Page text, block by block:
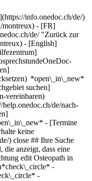
info.onedoc.ch/de/)
montreux) - [FR]
de/ "Zurück zur
- [English]
*open\_in\_new*
suchen]
vereinbaren)
de/nach-
- [Termine verwalten](https://help.onedoc.ch/de/termine-verwalten) *open\_in\_new* - [Termine absagen](https://help.onedoc.ch/de/online-gebuchte-termine-absagen) *open\_in\_new* - [Ich erhalte keine Terminbestätigung](https://help.onedoc.ch/de/ich-erhalte-keine-terminbest%C3%A4tigung) *open\_in\_new* [Alle unsere Artikel anzeigen *open\_in\_new*](https://help.onedoc.ch/de/) close ## Ihre Suche bearbeiten ![Haus mit Pluszeichen, das anzeigt, dass eine Konsultation vor Ort möglich ist](https://www.onedoc.ch/assets/images/icons/on-site.svg) Vor Ort ![Kamera mit Play-Symbol, die anzeigt, dass eine Konsultation per Video aus der Ferne möglich ist](https://www.onedoc.ch/assets/images/icons/remote.svg) Virtuell Suche #### Fachrichtung #### Gesundheitsfachperson #### Einrichtung edit Osteopath in Montreux tune Filter Neue Patienten*keyboard\_arrow\_down* - Zugelassen*check\_circle* Gesprochene Sprachen*keyboard\_arrow\_down* - Albanisch*check\_circle* - Arabisch*check\_circle* - Deutsch*check\_circle* - Englisch*check\_circle* - Finnisch*check\_circle* - Französisch*check\_circle* - Italienisch*check\_circle* - Niederländisch*check\_circle* - Polnisch*check\_circle* - Portugiesisch*check\_circle* - Russisch*check\_circle* - Schwedisch*check\_circle* - Spanisch*check\_circle* - Tschechisch*check\_circle* Geschlecht*keyboard\_arrow\_down* - Weiblich*check\_circle* - Männlich*check\_circle* Netzwerk*keyboard\_arrow\_down* - ASCA*check\_circle* - EMR*check\_circle* - REMED*check\_circle* - Sanacare*check\_circle* - NVS*check\_circle* Verfügbarkeit*keyboard\_arrow\_down* - Heute*check\_circle* - In den nächsten 3 Tagen*check\_circle* - In den nächsten 7 Tagen*check\_circle* - In den nächsten 14 Tagen*check\_circle* # Osteopathie in Montreux: Buchen Sie heute Ihren Termin online ## 4 Ergebnisse in Montreux [![Frau Christine Marty, Osteopathin in Montreux](https://assets.onedoc.ch/images/users/7d943433a4ec7afbfdb6077d394fa72396dd2a4aefb65d4a58888af05ebe0b80-small.jpg "Frau Christine Marty, Osteopathin in Montreux")](https://www.onedoc.ch/de/osteopathin/montreux/pcnhl/christine-marty) ### [Frau Christine Marty](https://www.onedoc.ch/de/osteopathin/montreux/pcnhl/christine-marty) ![Abzeichen, das ein verifiziertes Profil kennzeichnet](https://www.onedoc.ch/assets/images/icons/checkmark.svg) Osteopathin Cabinet d'Osteopathie Marty Route de Chaulin 24 1822 Montreux ![Frau Christine Marty ist bei ASCA angeschlossen](https://assets.onedoc.ch/images/networks/logos/496d325fd4282f2f0a46197dd629fd16fcd2d324839e441a2a65aaa74df08a15-small.png)![Frau Christine Marty ist bei REMED angeschlossen](https://assets.onedoc.ch/images/networks/logos/69370ff5361754d1928baefeac07f362b32f591fb27e17140139073ce5f51c5b-small.png) ![Patient mit Pluszeichen, der anzeigt, dass neue Patienten angenommen werden](https://www.onedoc.ch/assets/images/icons/new-patients.svg)Akzeptiert neue Patienten [Termin buchen](https://www.onedoc.ch/de/osteopathin/montreux/pcnhl/christine-marty) *chevron\_left* Mo. 03 Aug. *chevron\_right* Mehr Termine anzeigen *error\_outline* Beim Laden der Verfügbarkeiten ist ein Fehler aufgetreten [Erneut versuchen](https://www.onedoc.ch) [![Frau Judith Salcedo, Osteopathin in Montreux](https://assets.onedoc.ch/images/users/fb6bb61c6b257c287b28b83a8f1cfa6384dcc37119069b9bffa21cb76eb2ef20-small.jpg "Frau Judith Salcedo, Osteopathin in Montreux")](https://www.onedoc.ch/de/osteopathin/montreux/pb5g5/judith-salcedo) ### [Frau Judith Salcedo](https://www.onedoc.ch/de/osteopathin/montreux/pb5g5/judith-salcedo) Osteopathin Cabinet d'ostéopathie Judith Salcedo Avenue du Casino 36 1820 Montreux ![Frau Judith Salcedo ist bei ASCA angeschlossen](https://assets.onedoc.ch/images/networks/logos/496d325fd4282f2f0a46197dd629fd16fcd2d324839e441a2a65aaa74df08a15-small.png)![Frau Judith Salcedo ist bei EMR angeschlossen](https://assets.onedoc.ch/images/networks/logos/a202aabd14cdddb5ff03205af2481fb805645ff903773c55a6c572d22f23762e-small.png) ![Patient mit Pluszeichen, der anzeigt, dass neue Patienten angenommen werden](https://www.onedoc.ch/assets/images/icons/new-patients.svg)Akzeptiert neue Patienten [Termin buchen](https://www.onedoc.ch/de/osteopathin/montreux/pb5g5/judith-salcedo) *chevron\_left* Mo. 03 Aug. *chevron\_right* Mehr Termine anzeigen *error\_outline* Beim Laden der Verfügbarkeiten ist ein Fehler aufgetreten [Erneut versuchen](https://www.onedoc.ch) [![Frau Olivia Métraux, Osteopathin in Montreux](https://assets.onedoc.ch/images/users/f64caffe7cfe418f6dd914e68f277d7aef4134cb0b71a2a40e5304b50b6acd53-small.jpg "Frau Olivia Métraux, Osteopathin in Montreux")](https://www.onedoc.ch/de/osteopathin/montreux/pca19/olivia-metraux) ### [Frau Olivia Métraux](https://www.onedoc.ch/de/osteopathin/montreux/pca19/olivia-metraux) ![Abzeichen, das ein verifiziertes Profil kennzeichnet](https://www.onedoc.ch/assets/images/icons/checkmark.svg) Osteopathin Cabinet d'Ostéopathie Métraux Grand' Rue 8 1820 Montreux ![Frau Olivia Métraux ist bei ASCA angeschlossen](https://assets.onedoc.ch/images/networks/logos/496d325fd4282f2f0a46197dd629fd16fcd2d324839e441a2a65aaa74df08a15-small.png)![Frau Olivia Métraux ist bei EMR angeschlossen](https://assets.onedoc.ch/images/networks/logos/a202aabd14cdddb5ff03205af2481fb805645ff903773c55a6c572d22f23762e-small.png) ![Patient mit Pluszeichen, der anzeigt, dass neue Patienten angenommen werden](https://www.onedoc.ch/assets/images/icons/new-patients.svg)Akzeptiert neue Patienten [Termin buchen](https://www.onedoc.ch/de/osteopathin/montreux/pca19/olivia-metraux) *chevron\_left* Mo. 03 Aug. *chevron\_right* Mehr Termine anzeigen *error\_outline* Beim Laden der Verfügbarkeiten ist ein Fehler aufgetreten [Erneut versuchen](https://www.onedoc.ch) [![Frau Melissa Very, Osteopathin in Montreux](https://assets.onedoc.ch/images/users/f4ef1c1fba4bbb32f1605f3ed97119c5c77e764dfd25810d6d4f1bdb5abbc27b-small.jpg "Frau Melissa Very, Osteopathin in Montreux")](https://www.onedoc.ch/de/osteopathin/montreux/pcksn/melissa-very) ### [Frau Melissa Very](https://www.onedoc.ch/de/osteopathin/montreux/pcksn/melissa-very) ![Abzeichen, das ein verifiziertes Profil kennzeichnet](https://www.onedoc.ch/assets/images/icons/checkmark.svg) Osteopathin [OfficeMed | Centre Médical Pédiatrique Montreux - CMPM](https://www.onedoc.ch/de/medizinische-praxis/montreux/e6a5/officemed-centre-medical-pediatrique-montreux-cmpm) Rue de la Corsaz 27 1820 Montreux ![Frau Melissa Very ist bei EMR angeschlossen](https://assets.onedoc.ch/images/networks/logos/a202aabd14cdddb5ff03205af2481fb805645ff903773c55a6c572d22f23762e-small.png) ![Patient mit Pluszeichen, der anzeigt, dass neue Patienten angenommen werden](https://www.onedoc.ch/assets/images/icons/new-patients.svg)Akzeptiert neue Patienten [Termin buchen](https://www.onedoc.ch/de/osteopathin/montreux/pcksn/melissa-very) Expertisen:[Osteopathie für Babys](https://www.onedoc.ch/de/osteopathie-fur-babys/montreux), [Osteopathie in der Schwangerschaft](https://www.onedoc.ch/de/osteopathie-in-der-schwangerschaft/montreux), [Osteopathie nach der Geburt | Wochenbett](https://www.onedoc.ch/de/osteopathie-nach-der-geburt-wochenbett/montreux), [Ischiasschmerzen](https://www.onedoc.ch/de/ischiasschmerzen/montreux), [Manuelle Therapie](https://www.onedoc.ch/de/manuelle-therapie/montreux)Mehr anzeigen Expertisen:[Osteopathie für Babys](https://www.onedoc.ch/de/osteopathie-fur-babys/montreux), [Osteopathie in der Schwangerschaft](https://www.onedoc.ch/de/osteopathie-in-der-schwangerschaft/montreux), [Osteopathie nach der Geburt | Wochenbett](https://www.onedoc.ch/de/osteopathie-nach-der-geburt-wochenbett/montreux), [Ischiasschmerzen](https://www.onedoc.ch/de/ischiasschmerzen/montreux), [Manuelle Therapie](https://www.onedoc.ch/de/manuelle-therapie/montreux)Mehr anzeigen ## __Osteopathen__ in der Umgebung von __Montreux__: Andere Gesundheitsfachpersonen können Online gebucht werden [![Herr Igor Markov, Osteopath in Chailly-Montreux](https://assets.onedoc.ch/images/users/829db3169a08e0502944158e3c71b9eb93df7ccda7291d7e1f3d5bc083c9f1b1-small.png "Herr Igor Markov, Osteopath in Chailly-Montreux")](https://www.onedoc.ch/de/osteopath/chailly-montreux/pc032/igor-markov) ### [Herr Igor Markov](https://www.onedoc.ch/de/osteopath/chailly-montreux/pc032/igor-markov) ![Abzeichen, das ein verifiziertes Profil kennzeichnet](https://www.onedoc.ch/assets/images/icons/checkmark.svg) [Osteopath](https://www.onedoc.ch/de/osteopath/chailly-montreux) STP Center - Génération Santé - Igor Markov Route de Brent 13F 1816 Chailly-Montreux ![Herr Igor Markov ist bei EMR angeschlossen](https://assets.onedoc.ch/images/networks/logos/a202aabd14cdddb5ff03205af2481fb805645ff903773c55a6c572d22f23762e-small.png) ![Patient mit Pluszeichen, der anzeigt, dass neue Patienten angenommen werden](https://www.onedoc.ch/assets/images/icons/new-patients.svg)Akzeptiert neue Patienten [Termin buchen](https://www.onedoc.ch/de/osteopath/chailly-montreux/pc032/igor-markov) [![Herr Loan Cittadini, Osteopath in Blonay - Saint-Légier](https://assets.onedoc.ch/images/users/1ada235cd62db1eadb3a8ad7dd7f8be7221bd81bdc3bd41d65fe4f71feb87250-small.png "Herr Loan Cittadini, Osteopath in Blonay - Saint-Légier")](https://www.onedoc.ch/de/osteopath/blonay-saint-legier/pcm92/loan-cittadini) ### [Herr Loan Cittadini](https://www.onedoc.ch/de/osteopath/blonay-saint-legier/pcm92/loan-cittadini) ![Abzeichen, das ein verifiziertes Profil kennzeichnet](https://www.onedoc.ch/assets/images/icons/checkmark.svg) [Osteopath](https://www.onedoc.ch/de/osteopath/blonay-saint-legier) Cabinet d'Ostéopathie Loan Cittadini Route du Village 38 1807 Blonay - Saint-Légier ![Herr Loan Cittadini ist bei ASCA angeschlossen](https://assets.onedoc.ch/images/networks/logos/496d325fd4282f2f0a46197dd629fd16fcd2d324839e441a2a65aaa74df08a15-small.png)![Herr Loan Cittadini ist bei EMR angeschlossen](https://